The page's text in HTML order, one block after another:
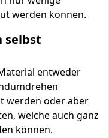
werden können.
selbst
entweder
werden oder aber
welche auch ganz
können.